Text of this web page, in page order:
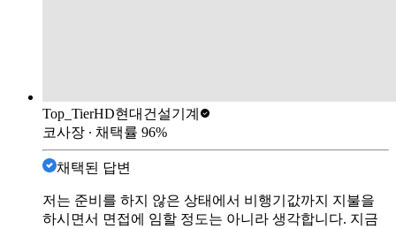
Top_TierHD현대건설기계
코사장 ∙ 채택률 96%
채택된 답변
저는 준비를 하지 않은 상태에서 비행기값까지 지불을
하시면서 면접에 임할 정도는 아니라 생각합니다. 지금